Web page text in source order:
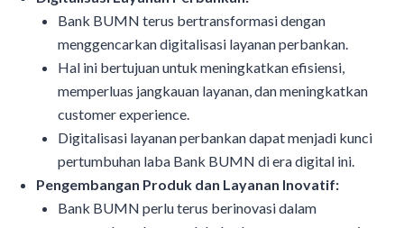
Bank BUMN terus bertransformasi dengan
menggencarkan digitalisasi layanan perbankan.
Hal ini bertujuan untuk meningkatkan efisiensi,
memperluas jangkauan layanan, dan meningkatkan
customer experience.
Digitalisasi layanan perbankan dapat menjadi kunci
pertumbuhan laba Bank BUMN di era digital ini.
Pengembangan Produk dan Layanan Inovatif:
Bank BUMN perlu terus berinovasi dalam